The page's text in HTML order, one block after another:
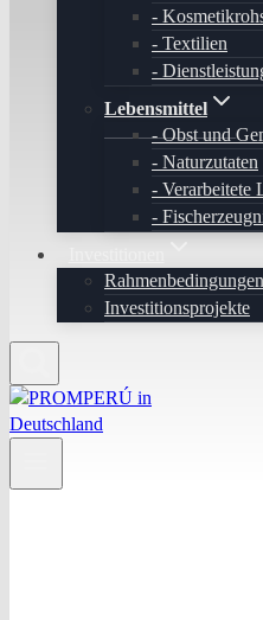
Textilien
Lebensmittel
Obst und
Naturzutaten
Verarbeitete
Rahmenbedingungen
Investitionsprojekte